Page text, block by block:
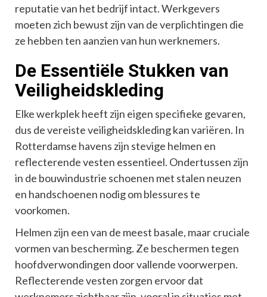
reputatie van het bedrijf intact. Werkgevers
moeten zich bewust zijn van de verplichtingen die
ze hebben ten aanzien van hun werknemers.
De Essentiële Stukken van
Veiligheidskleding
Elke werkplek heeft zijn eigen specifieke gevaren,
dus de vereiste veiligheidskleding kan variëren. In
Rotterdamse havens zijn stevige helmen en
reflecterende vesten essentieel. Ondertussen zijn
in de bouwindustrie schoenen met stalen neuzen
en handschoenen nodig om blessures te
voorkomen.
Helmen zijn een van de meest basale, maar cruciale
vormen van bescherming. Ze beschermen tegen
hoofdverwondingen door vallende voorwerpen.
Reflecterende vesten zorgen ervoor dat